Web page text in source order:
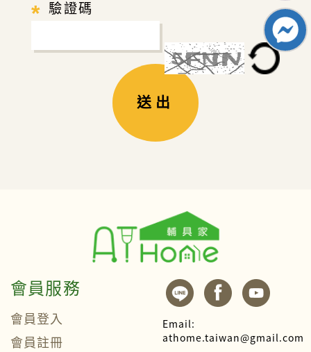
* 驗證碼
送出
會員服務
會員登入
會員註冊
Email:
athome.taiwan@gmail.com